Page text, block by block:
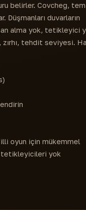
belirler. Covcheg,
Düşmanları duvarların
alma yok, tetikleyici
zırhı, tehdit seviyesi.
oyun için mükemmel
tetikleyicileri yok